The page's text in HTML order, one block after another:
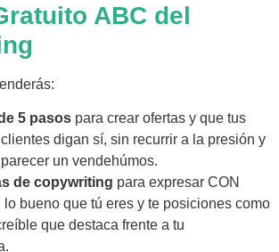
ABC del
5 pasos para crear ofertas y que tus
digan sí, sin recurrir a la presión y
un vendehúmos.
de copywriting para expresar CON
lo bueno que tú eres y te posiciones como
que destaca frente a tu